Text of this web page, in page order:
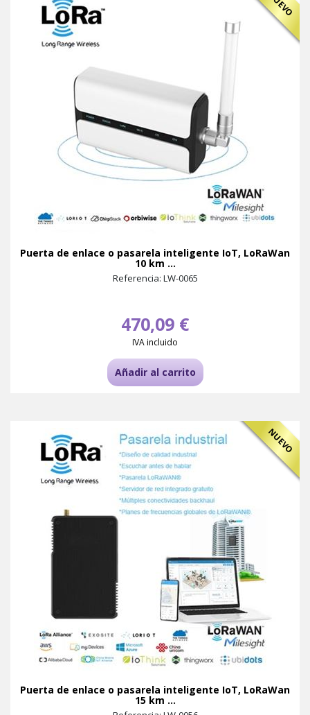
Puerta de enlace o pasarela inteligente IoT, LoRaWan
10 km ...
Referencia: LW-0065
470,09 €
IVA incluido
Añadir al carrito
NUEVO
Puerta de enlace o pasarela inteligente IoT, LoRaWan
15 km ...